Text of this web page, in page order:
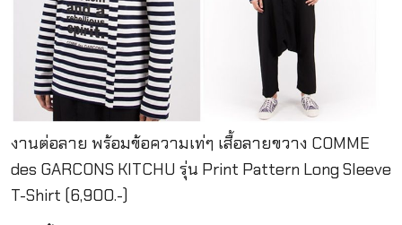
งานต่อลาย พร้อมข้อความเท่ๆ เสื้อลายขวาง COMME
des GARCONS KITCHU รุ่น Print Pattern Long Sleeve
T-Shirt (6,900.-)